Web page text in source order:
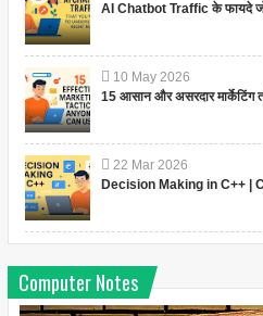
AI Chatbot Traffic के फायदे
10 May 2026
15 आसान और असरदार मार्केटिंग
22 Mar 2026
Decision Making in C++ |
Computer Notes